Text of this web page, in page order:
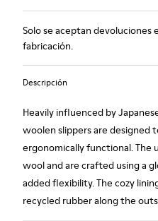
Solo se aceptan devoluciones
fabricación.
Descripción
Heavily influenced by
woolen slippers are designed
ergonomically functional. The
wool and are crafted using a
added flexibility. The cozy
recycled rubber along the